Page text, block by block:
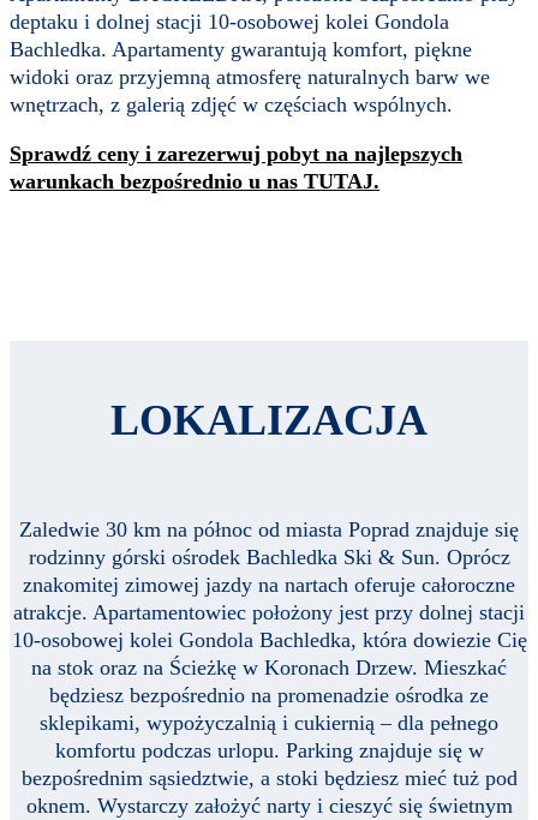
deptaku i dolnej stacji 10-osobowej kolei Gondola
Bachledka. Apartamenty gwarantują komfort, piękne
widoki oraz przyjemną atmosferę naturalnych barw we
wnętrzach, z galerią zdjęć w częściach wspólnych.
Sprawdź ceny i zarezerwuj pobyt na najlepszych
warunkach bezpośrednio u nas TUTAJ.
LOKALIZACJA
Zaledwie 30 km na północ od miasta Poprad znajduje się
rodzinny górski ośrodek Bachledka Ski & Sun. Oprócz
znakomitej zimowej jazdy na nartach oferuje całoroczne
atrakcje. Apartamentowiec położony jest przy dolnej stacji
10-osobowej kolei Gondola Bachledka, która dowiezie Cię
na stok oraz na Ścieżkę w Koronach Drzew. Mieszkać
będziesz bezpośrednio na promenadzie ośrodka ze
sklepikami, wypożyczalnią i cukiernią – dla pełnego
komfortu podczas urlopu. Parking znajduje się w
bezpośrednim sąsiedztwie, a stoki będziesz mieć tuż pod
oknem. Wystarczy założyć narty i cieszyć się świetnym